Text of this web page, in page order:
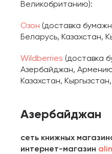
Великобританию):
Озон (доставка
Беларусь, Казахстан,
Wildberries (доставка
Азербайджан,
Казахстан,
Азербайджан
cеть книжных
интернет-магазин